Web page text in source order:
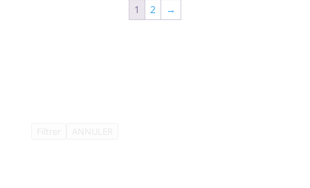
1 2 →